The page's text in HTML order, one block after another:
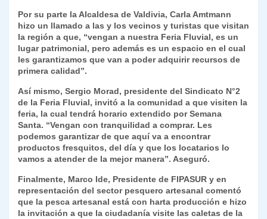
Por su parte la Alcaldesa de Valdivia, Carla Amtmann
hizo un llamado a las y los vecinos y turistas que visitan
la región a que, “vengan a nuestra Feria Fluvial, es un
lugar patrimonial, pero además es un espacio en el cual
les garantizamos que van a poder adquirir recursos de
primera calidad”.
Así mismo, Sergio Morad, presidente del Sindicato N°2
de la Feria Fluvial, invitó a la comunidad a que visiten la
feria, la cual tendrá horario extendido por Semana
Santa. “Vengan con tranquilidad a comprar. Les
podemos garantizar de que aquí va a encontrar
productos fresquitos, del día y que los locatarios lo
vamos a atender de la mejor manera”. Aseguró.
Finalmente, Marco Ide, Presidente de FIPASUR y en
representación del sector pesquero artesanal comentó
que la pesca artesanal está con harta producción e hizo
la invitación a que la ciudadanía visite las caletas de la